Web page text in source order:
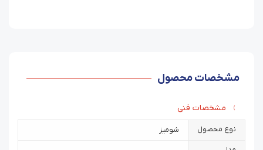
مشخصات محصول
مشخصات فنی
نوع محصول شومیز